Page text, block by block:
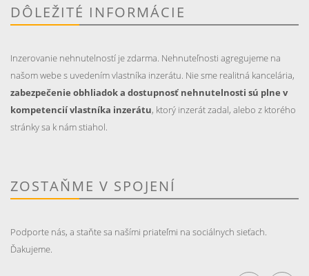
DÔLEŽITÉ INFORMÁCIE
Inzerovanie nehnutelností je zdarma. Nehnuteľnosti agregujeme na
našom webe s uvedením vlastníka inzerátu. Nie sme realitná kancelária,
zabezpečenie obhliadok a dostupnosť nehnutelnosti sú plne v
kompetencií vlastníka inzerátu, ktorý inzerát zadal, alebo z ktorého
stránky sa k nám stiahol.
ZOSTAŇME V SPOJENÍ
Podporte nás, a staňte sa našími priateľmi na sociálnych sieťach.
Ďakujeme.